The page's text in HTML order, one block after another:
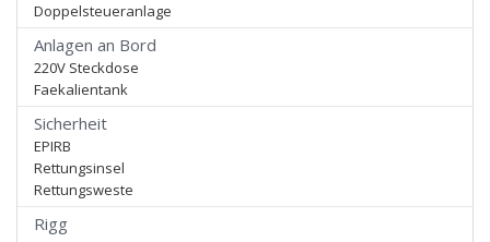
Doppelsteueranlage
Anlagen an Bord
220V Steckdose
Faekalientank
Sicherheit
EPIRB
Rettungsinsel
Rettungsweste
Rigg